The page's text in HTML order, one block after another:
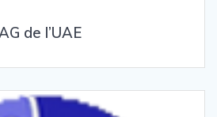
de l’UAE